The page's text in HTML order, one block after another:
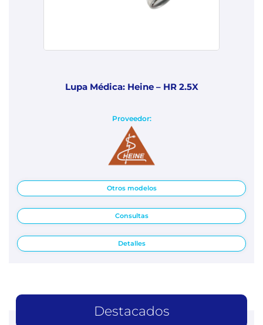
Lupa Médica: Heine – HR 2.5X
Proveedor:
Otros modelos
Consultas
Detalles
Destacados